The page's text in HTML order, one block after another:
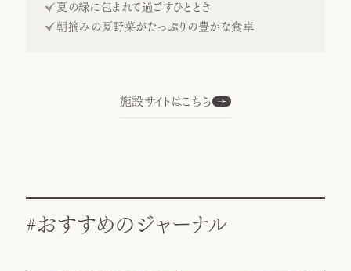
夏の緑に包まれて過ごすひととき
朝摘みの夏野菜がたっぷりの豊かな食卓
施設サイトはこちら
#おすすめのジャーナル